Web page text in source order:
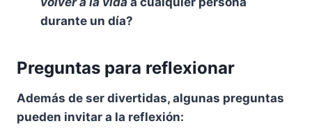
durante un día?
Preguntas para reflexionar
Además de ser divertidas, algunas preguntas
pueden invitar a la reflexión: